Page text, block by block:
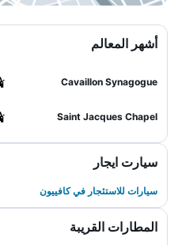
أشهر المعالم
Cavaillon Synagogue
Saint Jacques Chapel
سيارت ايجار
سيارات للاستئجار في كافييون
المطارات القريبة